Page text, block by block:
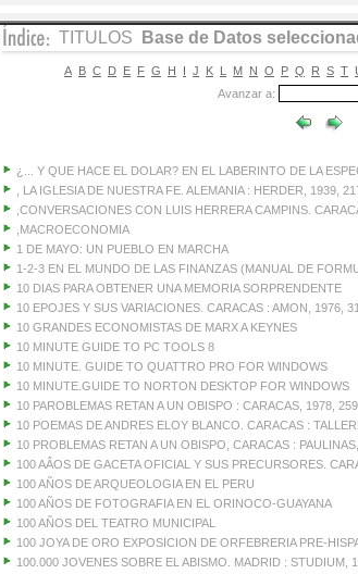
TITULOS Base de Datos
A B C D E F G H I J K L M N O P Q R S T
Avanzar a:
¿... Y QUE HACE EL DOLAR? EN EL LABERINTO DE LA
, LA IGLESIA DE NUESTRA FE. ALEMANIA : HERDER, 1939,
,CONVERSACIONES CON LUIS HERRERA CAMPINS.
,MACROECONOMIA
1 DE MAYO: UN PUEBLO EN MARCHA
1-2-3 EN EL MUNDO DE LAS FINANZAS (MANUAL DE
10 DIAS PARA OBTENER UNA MEMORIA SORPRENDENTE
10 EPOJES Y SUS VARIACIONES. CARACAS : AMON, 1976,
10 GRANDES ECONOMISTAS DE MARX A KEYNES
10 MINUTE GUIDE TO PC TOOLS 8
10 MINUTE. GUIDE TO QUATTRO PRO FOR WINDOWS
10 MINUTE.GUIDE TO NORTON DESKTOP FOR WINDOWS
10 PAROBLEMAS RETAN A UN OBISPO : CARACAS, 1978, 259
10 POEMAS DE ANDRES ELOY BLANCO. CARACAS :
10 PROBLEMAS RETAN A UN OBISPO, CARACAS :
100 AÂOS DE GACETA OFICIAL Y SUS PRECURSORES.
100 AÑOS DE ARQUEOLOGIA EN EL PERU
100 AÑOS DE FOTOGRAFIA EN EL ORINOCO-GUAYANA
100 AÑOS DEL TEATRO MUNICIPAL
100 JOYA DE ORO EXPOSICION DE ORFEBRERIA PRE-
100.000 JOVENES SOBRE EL ABISMO. MADRID : STUDIUM,